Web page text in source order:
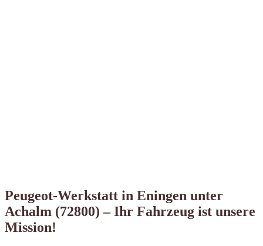
Peugeot-Werkstatt in Eningen unter
Achalm (72800) – Ihr Fahrzeug ist unsere
Mission!